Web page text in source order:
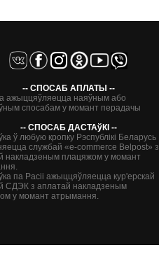
-- СПОСАБ АПЛАТЫ --
ажыццяўляецца наяўным або
спосабам у момант перадачы
-- СПОСАБ ДАСТАўКI --
ў любую кропку Рэспублікі Беларусь
службай «e-commerce Belpost» з
накладзеным плацяжом у момант
па Расіі ажыццяўляецца кур'ерскай
СДЭК з аплатай накладзеным
у момант атрымання.